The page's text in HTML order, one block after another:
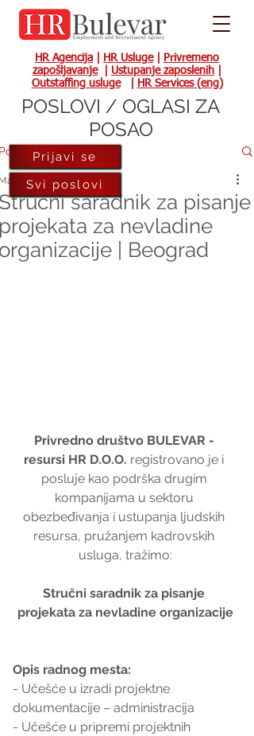
HR Agencija HR Usluge|
Privremeno
zapošljavanje| Ustupanje zaposlenih
Outstaffing usluge| HR Services (eng)
saradnik za pisanje
za nevladine
| Beograd
8, 2017
Privredno društvo BULEVAR -
resursi HR D.O.O. registrovano je i
posluje kao podrška drugim
kompanijama u sektoru
obezbeđivanja i ustupanja ljudskih
resursa, pružanjem kadrovskih
usluga, tražimo:
Stručni saradnik za pisanje
projekata za nevladine organizacije
Opis radnog mesta:
- Učešće u izradi projektne
dokumentacije – administracija
- Učešće u pripremi projektnih
Prijavi se
Svi poslovi
POSLOVI / OGLASI ZA
POSAO